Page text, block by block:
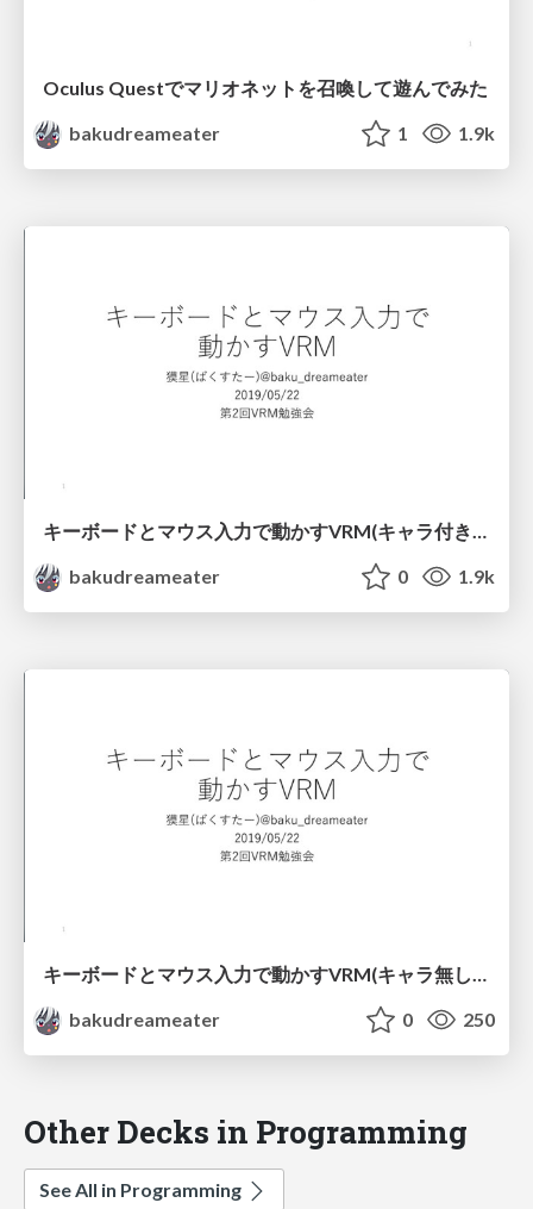
Oculus Questでマリオネットを召喚して遊んでみた
bakudreameater
1 1.9k
キーボードとマウス入力で動かすVRM(キャラ付き版)
bakudreameater
0 1.9k
キーボードとマウス入力で動かすVRM(キャラ無し版)
bakudreameater
0 250
Other Decks in Programming
See All in Programming